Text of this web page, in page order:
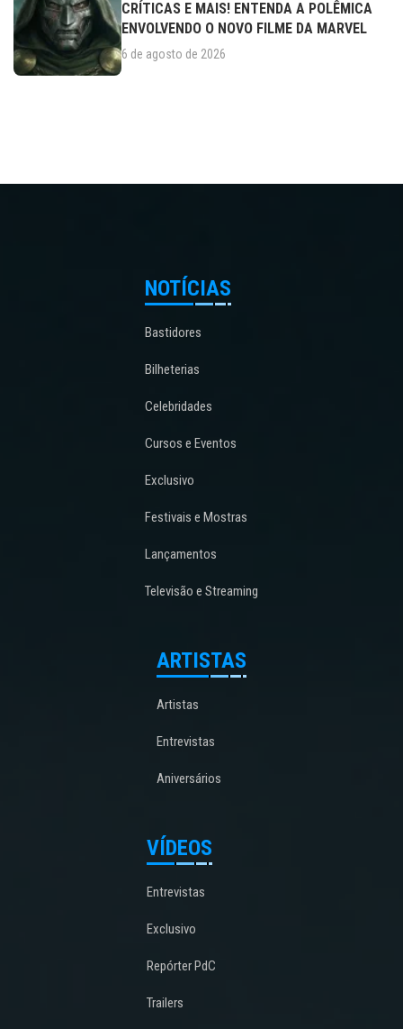
CRÍTICAS E MAIS! ENTENDA A POLÊMICA
ENVOLVENDO O NOVO FILME DA MARVEL
6 de agosto de 2026
NOTÍCIAS
Bastidores
Bilheterias
Celebridades
Cursos e Eventos
Exclusivo
Festivais e Mostras
Lançamentos
Televisão e Streaming
ARTISTAS
Artistas
Entrevistas
Aniversários
VÍDEOS
Entrevistas
Exclusivo
Repórter PdC
Trailers